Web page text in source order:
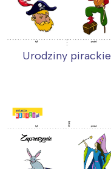
Urodziny pirackie